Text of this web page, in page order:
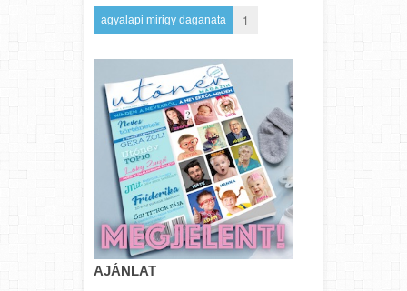
agyalapi mirigy daganata 1
AJÁNLAT